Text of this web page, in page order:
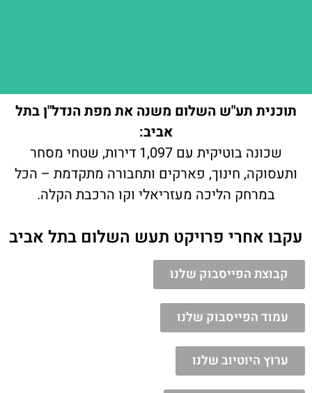
תוכנית תע"ש השלום משנה את מפת הנדל"ן בתל
אביב:
שכונה בוטיקית עם 1,097 דירות, שטחי מסחר
ותעסוקה, חינוך, פארקים ותחבורה מתקדמת – הכל
במרחק הליכה מעזריאלי וקו הרכבת הקלה.
עקבו אחרי פרויקט תעש השלום בתל אביב
קבוצת הפייסבוק שלנו
עמוד הפייסבוק שלנו
ערוץ היוטיוב שלנו